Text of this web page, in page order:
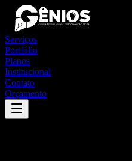
Serviços
Portfólio
Planos
Institucional
Contato
Orçamento